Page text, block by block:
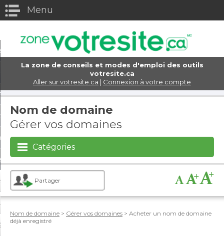
Menu
La zone de conseils et modes d'emploi des outils
votresite.ca
Aller sur votresite.ca | Connexion à votre compte
électronique
d'achats virtuels
et marketing
et protection
to Content
Nom de domaine
Gérer vos domaines
Catégories
Partager
Nom de domaine > Gérer vos domaines > Acheter un nom de domaine
déjà enregistré